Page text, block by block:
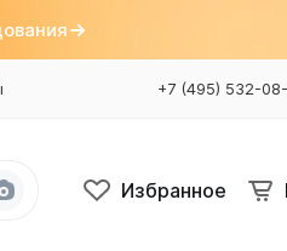
+7 (495) 532-
Избранное